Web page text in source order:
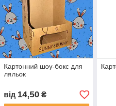
Картонний шоу-бокс для
ляльок
від 14,50₴